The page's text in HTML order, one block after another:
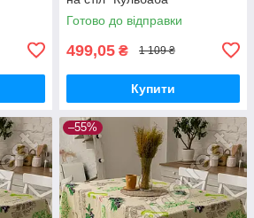
Готово до відправки
499,05 ₴ 1 109 ₴
Купити
–55%